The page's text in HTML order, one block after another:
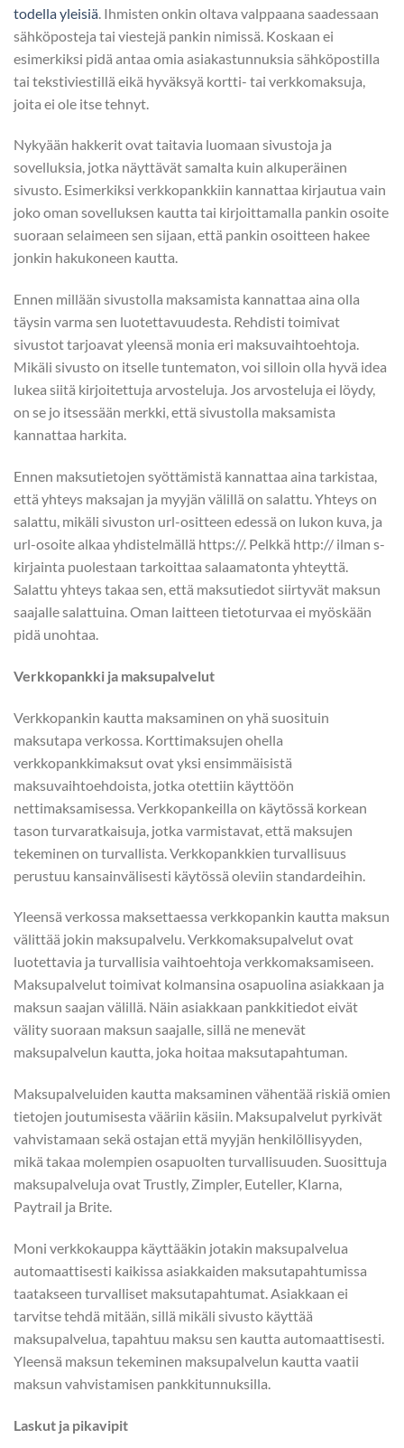
todella yleisiä . Ihmisten onkin oltava valppaana saadessaan
sähköposteja tai viestejä pankin nimissä. Koskaan ei
esimerkiksi pidä antaa omia asiakastunnuksia sähköpostilla
tai tekstiviestillä eikä hyväksyä kortti- tai verkkomaksuja,
joita ei ole itse tehnyt.
Nykyään hakkerit ovat taitavia luomaan sivustoja ja
sovelluksia, jotka näyttävät samalta kuin alkuperäinen
sivusto. Esimerkiksi verkkopankkiin kannattaa kirjautua vain
joko oman sovelluksen kautta tai kirjoittamalla pankin osoite
suoraan selaimeen sen sijaan, että pankin osoitteen hakee
jonkin hakukoneen kautta.
Ennen millään sivustolla maksamista kannattaa aina olla
täysin varma sen luotettavuudesta. Rehdisti toimivat
sivustot tarjoavat yleensä monia eri maksuvaihtoehtoja.
Mikäli sivusto on itselle tuntematon, voi silloin olla hyvä idea
lukea siitä kirjoitettuja arvosteluja. Jos arvosteluja ei löydy,
on se jo itsessään merkki, että sivustolla maksamista
kannattaa harkita.
Ennen maksutietojen syöttämistä kannattaa aina tarkistaa,
että yhteys maksajan ja myyjän välillä on salattu. Yhteys on
salattu, mikäli sivuston url-ositteen edessä on lukon kuva, ja
url-osoite alkaa yhdistelmällä https://. Pelkkä http:// ilman s-
kirjainta puolestaan tarkoittaa salaamatonta yhteyttä.
Salattu yhteys takaa sen, että maksutiedot siirtyvät maksun
saajalle salattuina. Oman laitteen tietoturvaa ei myöskään
pidä unohtaa.
Verkkopankki ja maksupalvelut
Verkkopankin kautta maksaminen on yhä suosituin
maksutapa verkossa. Korttimaksujen ohella
verkkopankkimaksut ovat yksi ensimmäisistä
maksuvaihtoehdoista, jotka otettiin käyttöön
nettimaksamisessa. Verkkopankeilla on käytössä korkean
tason turvaratkaisuja, jotka varmistavat, että maksujen
tekeminen on turvallista. Verkkopankkien turvallisuus
perustuu kansainvälisesti käytössä oleviin standardeihin.
Yleensä verkossa maksettaessa verkkopankin kautta maksun
välittää jokin maksupalvelu. Verkkomaksupalvelut ovat
luotettavia ja turvallisia vaihtoehtoja verkkomaksamiseen.
Maksupalvelut toimivat kolmansina osapuolina asiakkaan ja
maksun saajan välillä. Näin asiakkaan pankkitiedot eivät
välity suoraan maksun saajalle, sillä ne menevät
maksupalvelun kautta, joka hoitaa maksutapahtuman.
Maksupalveluiden kautta maksaminen vähentää riskiä omien
tietojen joutumisesta vääriin käsiin. Maksupalvelut pyrkivät
vahvistamaan sekä ostajan että myyjän henkilöllisyyden,
mikä takaa molempien osapuolten turvallisuuden. Suosittuja
maksupalveluja ovat Trustly, Zimpler, Euteller, Klarna,
Paytrail ja Brite.
Moni verkkokauppa käyttääkin jotakin maksupalvelua
automaattisesti kaikissa asiakkaiden maksutapahtumissa
taatakseen turvalliset maksutapahtumat. Asiakkaan ei
tarvitse tehdä mitään, sillä mikäli sivusto käyttää
maksupalvelua, tapahtuu maksu sen kautta automaattisesti.
Yleensä maksun tekeminen maksupalvelun kautta vaatii
maksun vahvistamisen pankkitunnuksilla.
Laskut ja pikavipit